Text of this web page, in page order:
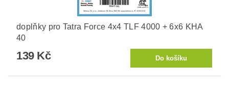
doplňky pro Tatra Force 4x4 TLF 4000 + 6x6 KHA
40
139 Kč